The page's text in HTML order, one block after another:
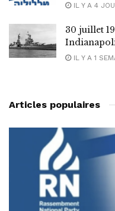
IL Y A 4
30 juillet
IL Y A 1
Articles populaires